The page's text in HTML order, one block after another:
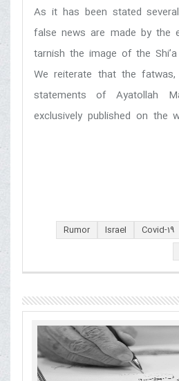
As it has been stated
false news are made by
tarnish the image of the
We reiterate that the
statements of Ayatollah
exclusively published on the
Covid-19
Israel
Rumor